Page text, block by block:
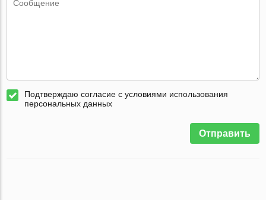
Подтверждаю согласие с условиями использования
персональных данных
Отправить